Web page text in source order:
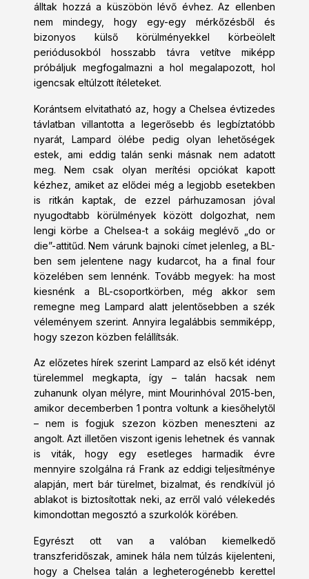
álltak hozzá a küszöbön lévő évhez. Az ellenben
nem mindegy, hogy egy-egy mérkőzésből és
bizonyos külső körülményekkel körbeölelt
periódusokból hosszabb távra vetítve miképp
próbáljuk megfogalmazni a hol megalapozott, hol
igencsak eltúlzott ítéleteket.
Korántsem elvitatható az, hogy a Chelsea évtizedes
távlatban villantotta a legerősebb és legbíztatóbb
nyarát, Lampard ölébe pedig olyan lehetőségek
estek, ami eddig talán senki másnak nem adatott
meg. Nem csak olyan merítési opciókat kapott
kézhez, amiket az elődei még a legjobb esetekben
is ritkán kaptak, de ezzel párhuzamosan jóval
nyugodtabb körülmények között dolgozhat, nem
lengi körbe a Chelsea-t a sokáig meglévő „do or
die”-attitűd. Nem várunk bajnoki címet jelenleg, a BL-
ben sem jelentene nagy kudarcot, ha a final four
közelében sem lennénk. Tovább megyek: ha most
kiesnénk a BL-csoportkörben, még akkor sem
remegne meg Lampard alatt jelentősebben a szék
véleményem szerint. Annyira legalábbis semmiképp,
hogy szezon közben felállítsák.
Az előzetes hírek szerint Lampard az első két idényt
türelemmel megkapta, így – talán hacsak nem
zuhanunk olyan mélyre, mint Mourinhóval 2015-ben,
amikor decemberben 1 pontra voltunk a kiesőhelytől
– nem is fogjuk szezon közben meneszteni az
angolt. Azt illetően viszont igenis lehetnek és vannak
is viták, hogy egy esetleges harmadik évre
mennyire szolgálna rá Frank az eddigi teljesítménye
alapján, mert bár türelmet, bizalmat, és rendkívül jó
ablakot is biztosítottak neki, az erről való vélekedés
kimondottan megosztó a szurkolók körében.
Egyrészt ott van a valóban kiemelkedő
transzferidőszak, aminek hála nem túlzás kijelenteni,
hogy a Chelsea talán a legheterogénebb kerettel